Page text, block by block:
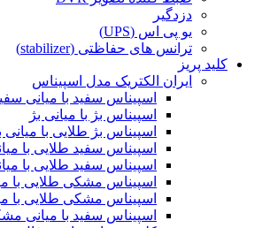
دزدگیر
یو پی اس (UPS)
ترانس های حفاظتی (stabilizer)
کلید پریز
ایران الکتریک مدل اسپیناس
اسپیناس سفید با میانی
اسپیناس بژ با میانی بژ
اسپیناس بژ طلایی با میانی
اسپیناس سفید طلایی با
اسپیناس سفید طلایی با
اسپیناس مشکی طلایی با
اسپیناس مشکی طلایی با
اسپیناس سفید با میانی